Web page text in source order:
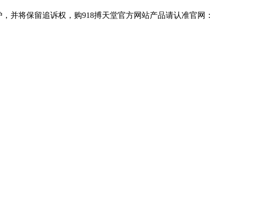
并将保留追诉权，购918搏天堂官方网站产品请认准官网：